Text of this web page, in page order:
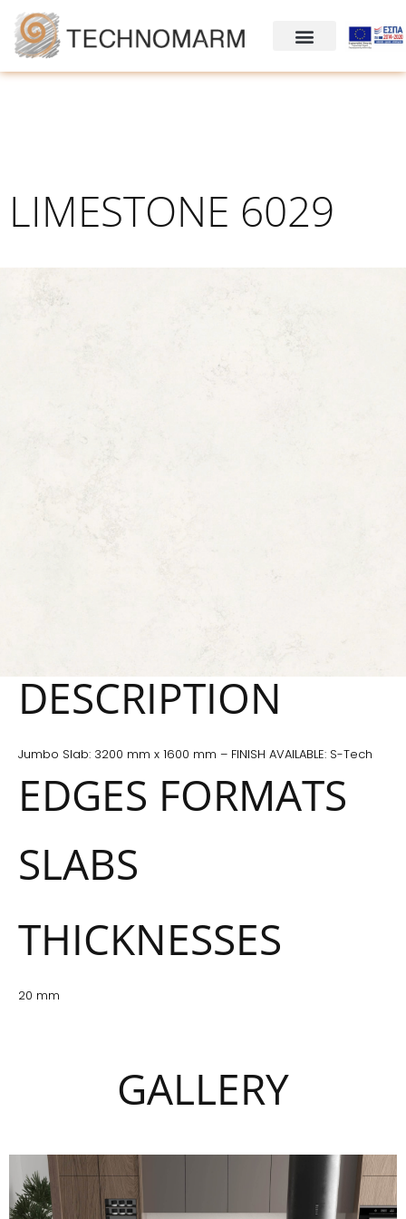
LIMESTONE 6029
DESCRIPTION
Jumbo Slab: 3200 mm x 1600 mm – FINISH AVAILABLE: S-Tech
EDGES FORMATS
SLABS
THICKNESSES
20 mm
GALLERY